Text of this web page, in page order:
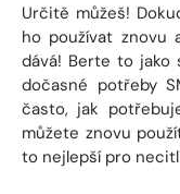
Určitě můžeš!
ho používat znovu
dává! Berte to jako
dočasné potřeby
často, jak
můžete znovu
to nejlepší pro